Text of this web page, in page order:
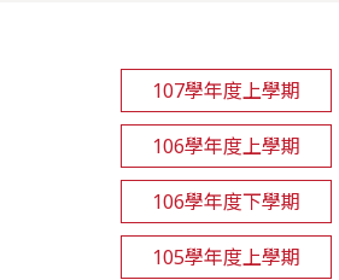
107學年度上學期
106學年度上學期
106學年度下學期
105學年度上學期